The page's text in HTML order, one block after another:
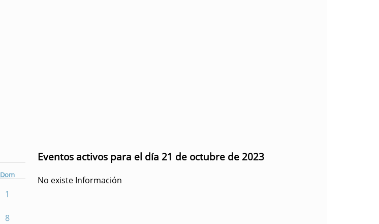
Dom
1
8
Eventos activos para el día 21 de octubre de 2023
No existe Información